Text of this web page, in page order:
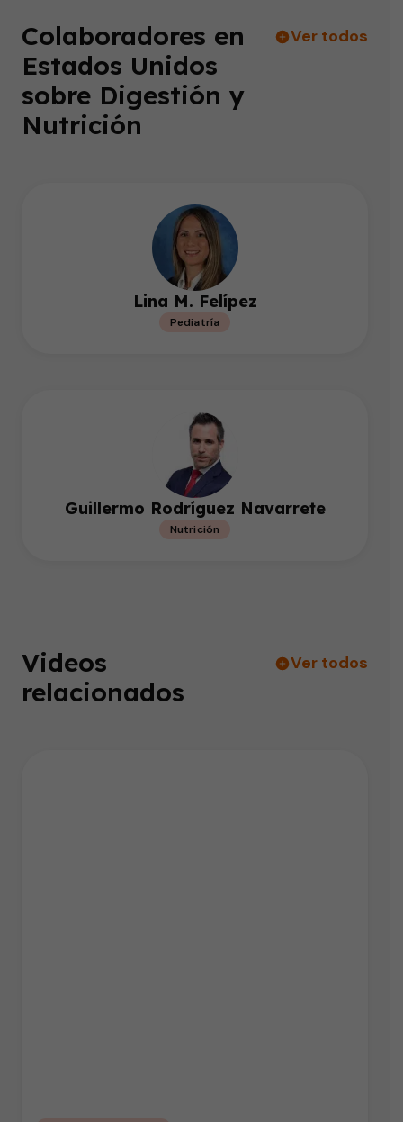
Colaboradores en
Estados Unidos
sobre Digestión y
Nutrición
Ver todos
Lina M. Felípez
Pediatría
Guillermo Rodríguez Navarrete
Nutrición
Videos
relacionados
Ver todos